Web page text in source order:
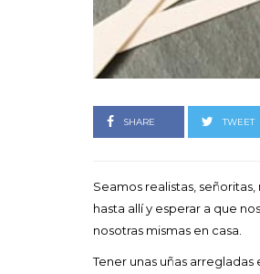
SHARE TWEET
Seamos realistas,
hasta allí y esperar a que
nosotras mismas en casa.
Tener unas uñas